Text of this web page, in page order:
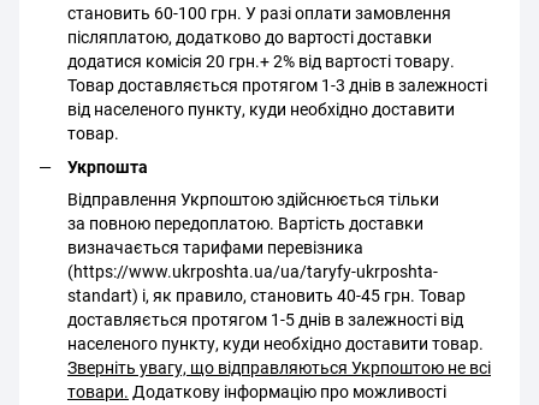
становить 60-100 грн. У разі оплати замовлення
післяплатою, додатково до вартості доставки
додатися комісія 20 грн.+ 2% від вартості товару.
Товар доставляється протягом 1-3 днів в залежності
від населеного пункту, куди необхідно доставити
товар.
Укрпошта
Відправлення Укрпоштою здійснюється тільки
за повною передоплатою. Вартість доставки
визначається тарифами перевізника
(https://www.ukrposhta.ua/ua/taryfy-ukrposhta-
standart) і, як правило, становить 40-45 грн. Товар
доставляється протягом 1-5 днів в залежності від
населеного пункту, куди необхідно доставити товар.
Зверніть увагу, що відправляються Укрпоштою не всі
товари. Додаткову інформацію про можливості